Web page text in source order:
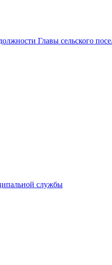
Главы сельского
службы